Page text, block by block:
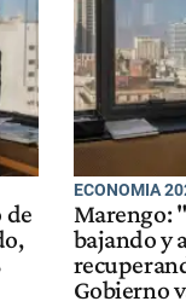
de
ECONOMIA
Marengo:
bajando y
Gobierno